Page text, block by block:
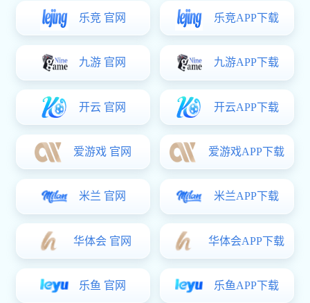
正式启动。此次启动标志着广药牌灵芝孢子油在肺结
节防治领域的研究迈入高质量临床循证验证的关键新
阶段，为肺结节人群提供更具科学依据的健康干预新
路径。